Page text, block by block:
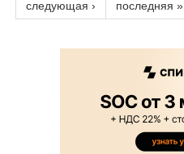
следующая › последняя »